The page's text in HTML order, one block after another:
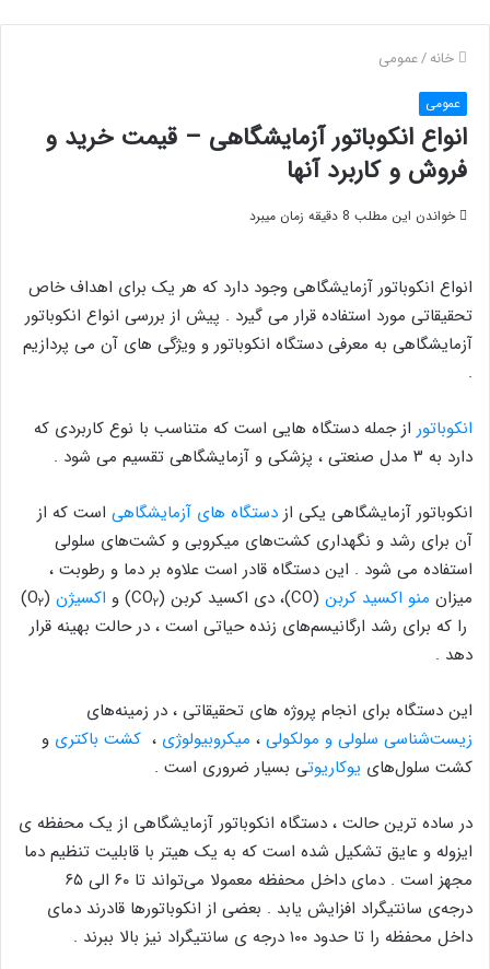
خانه/عمومی
عمومی
انواع انکوباتور آزمایشگاهی – قیمت خرید و
فروش و کاربرد آنها
خواندن این مطلب 8 دقیقه زمان میبرد
انواع انکوباتور آزمایشگاهی وجود دارد که هر یک برای اهداف خاص
تحقیقاتی مورد استفاده قرار می گیرد . پیش از بررسی انواع انکوباتور
آزمایشگاهی به معرفی دستگاه انکوباتور و ویژگی های آن می پردازیم
.
انکوباتور از جمله دستگاه هایی است که متناسب با نوع کاربردی که
دارد به ۳ مدل صنعتی ، پزشکی و آزمایشگاهی تقسیم می شود .
انکوباتور آزمایشگاهی یکی از دستگاه های آزمایشگاهی است که از
آن برای رشد و نگهداری کشت‌های میکروبی و کشت‌های سلولی
استفاده می شود . این دستگاه قادر است علاوه بر دما و رطوبت ،
میزان منو اکسید کربن (CO)، دی‌ اکسید کربن (CO ۲ ) و اکسیژن (O۲
)
را که برای رشد ارگانیسم‌های زنده حیاتی است ، در حالت بهینه قرار
دهد .
این دستگاه برای انجام پروژه های تحقیقاتی ، در زمینه‌های
زیست‌شناسی سلولی و مولکولی ، میکروبیولوژی ، کشت باکتری و
کشت سلول‌های یوکاریوتی بسیار ضروری است .
در ساده ترین حالت ، دستگاه انکوباتور آزمایشگاهی از یک محفظه‌ ی
ایزوله و عایق تشکیل شده است که به یک هیتر با قابلیت تنظیم دما
مجهز است . دمای داخل محفظه معمولا می‌تواند تا ۶۰ الی ۶۵
درجه‌ی سانتیگراد افزایش یابد . بعضی از انکوباتورها قادرند دمای
داخل محفظه را تا حدود ۱۰۰ درجه‌ ی سانتیگراد نیز بالا ببرند .